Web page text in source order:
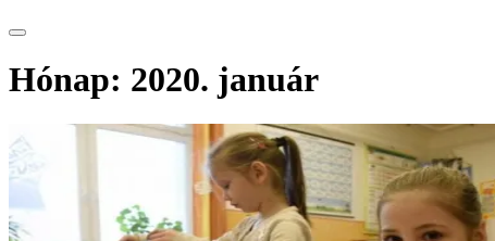
Hónap: 2020. január